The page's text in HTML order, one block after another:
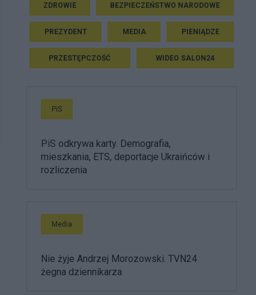
ZDROWIE BEZPIECZEŃSTWO NARODOWE
PREZYDENT MEDIA PIENIĄDZE
PRZESTĘPCZOŚĆ WIDEO SALON24
PiS
PiS odkrywa karty. Demografia,
mieszkania, ETS, deportacje Ukraińców i
rozliczenia
Media
Nie żyje Andrzej Morozowski. TVN24
żegna dziennikarza